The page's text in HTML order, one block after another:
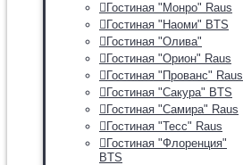
Гостиная "Монро" Raus
Гостиная "Наоми" BTS
Гостиная "Олива"
Гостиная "Орион" Raus
Гостиная "Прованс" Raus
Гостиная "Сакура" BTS
Гостиная "Самира" Raus
Гостиная "Тесс" Raus
Гостиная "Флоренция"
BTS